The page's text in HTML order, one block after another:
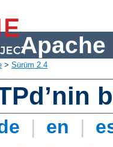
Apache
> Sürüm 2.4
| en |